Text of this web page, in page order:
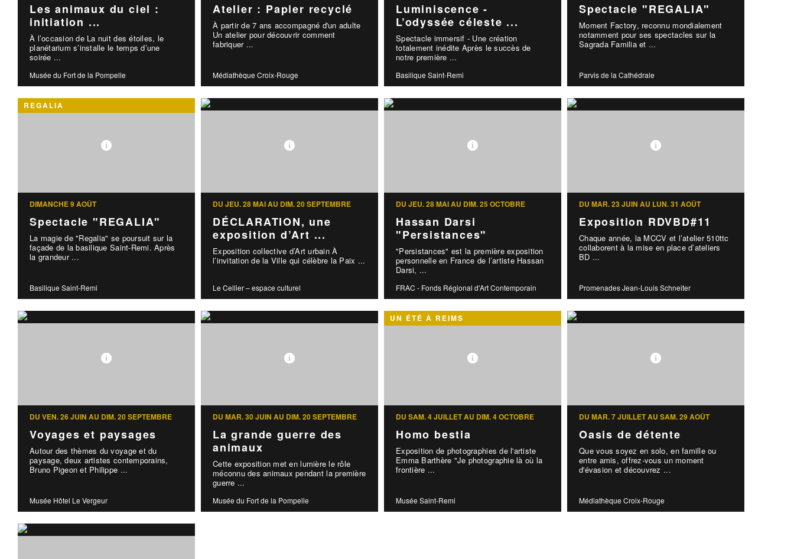
Les animaux du ciel :
initiation ...
À l’occasion de La nuit des étoiles, le
planétarium s’installe le temps d’une
soirée ...
Musée du Fort de la Pompelle
Atelier : Papier recyclé
À partir de 7 ans accompagné d'un adulte
Un atelier pour découvrir comment
fabriquer ...
Médiathèque Croix-Rouge
Luminiscence -
L’odyssée céleste ...
Spectacle immersif - Une création
totalement inédite Après le succès de
notre première ...
Basilique Saint-Remi
Spectacle "REGALIA"
Moment Factory, reconnu mondialement
notamment pour ses spectacles sur la
Sagrada Familia et ...
Parvis de la Cathédrale
REGALIA
DIMANCHE 9 AOÛT
Spectacle "REGALIA"
La magie de "Regalia" se poursuit sur la
façade de la basilique Saint-Remi. Après
la grandeur ...
Basilique Saint-Remi
DU JEU. 28 MAI AU DIM. 20 SEPTEMBRE
DÉCLARATION, une
exposition d’Art ...
Exposition collective d’Art urbain À
l’invitation de la Ville qui célèbre la Paix ...
Le Cellier – espace culturel
DU JEU. 28 MAI AU DIM. 25 OCTOBRE
Hassan Darsi
"Persistances"
"Persistances" est la première exposition
personnelle en France de l’artiste Hassan
Darsi, ...
FRAC - Fonds Régional d'Art Contemporain
DU MAR. 23 JUIN AU LUN. 31 AOÛT
Exposition RDVBD#11
Chaque année, la MCCV et l’atelier 510ttc
collaborent à la mise en place d’ateliers
BD ...
Promenades Jean-Louis Schneiter
DU VEN. 26 JUIN AU DIM. 20 SEPTEMBRE
Voyages et paysages
Autour des thèmes du voyage et du
paysage, deux artistes contemporains,
Bruno Pigeon et Philippe ...
Musée Hôtel Le Vergeur
DU MAR. 30 JUIN AU DIM. 20 SEPTEMBRE
La grande guerre des
animaux
Cette exposition met en lumière le rôle
méconnu des animaux pendant la première
guerre ...
Musée du Fort de la Pompelle
UN ÉTÉ À REIMS
DU SAM. 4 JUILLET AU DIM. 4 OCTOBRE
Homo bestia
Exposition de photographies de l'artiste
Emma Barthère "Je photographie là où la
frontière ...
Musée Saint-Remi
DU MAR. 7 JUILLET AU SAM. 29 AOÛT
Oasis de détente
Que vous soyez en solo, en famille ou
entre amis, offrez-vous un moment
d'évasion et découvrez ...
Médiathèque Croix-Rouge